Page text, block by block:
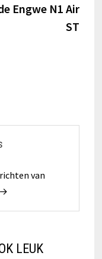
Engwe N1 Air
ST
van
→
LEUK